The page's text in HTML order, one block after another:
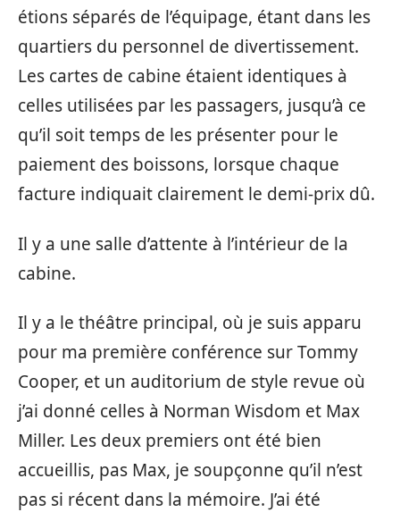
étions séparés de l’équipage, étant dans les
quartiers du personnel de divertissement.
Les cartes de cabine étaient identiques à
celles utilisées par les passagers, jusqu’à ce
qu’il soit temps de les présenter pour le
paiement des boissons, lorsque chaque
facture indiquait clairement le demi-prix dû.
Il y a une salle d’attente à l’intérieur de la
cabine.
Il y a le théâtre principal, où je suis apparu
pour ma première conférence sur Tommy
Cooper, et un auditorium de style revue où
j’ai donné celles à Norman Wisdom et Max
Miller. Les deux premiers ont été bien
accueillis, pas Max, je soupçonne qu’il n’est
pas si récent dans la mémoire. J’ai été